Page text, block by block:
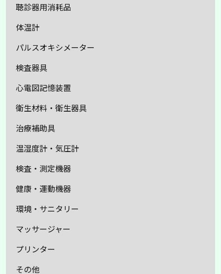
聴診器用消耗品
体温計
パルスオキシメーター
検査器具
心電図記憶装置
衛生材料・衛生器具
治療補助具
温湿度計・気圧計
検査・測定機器
健康・運動機器
環境・サニタリー
マッサージャー
プリンター
その他